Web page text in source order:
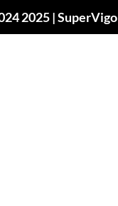
2025 | SuperVigo